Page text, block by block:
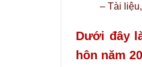
– Tài
Dưới đây
hôn năm